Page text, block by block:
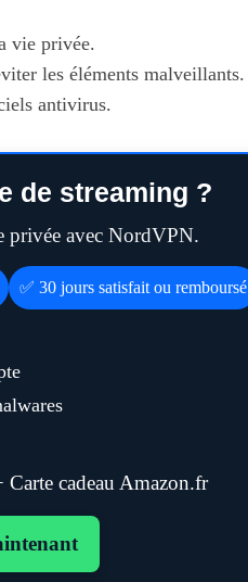
vie privée.
les éléments malveillants.
antivirus.
de streaming ?
privée avec NordVPN.
✅ 30 jours satisfait ou remboursé
cadeau Amazon.fr